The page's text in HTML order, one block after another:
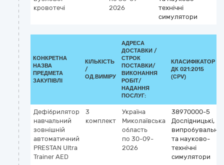
кровотечі
2026
технічні
симулятори
КОНКРЕТНА
НАЗВА
ПРЕДМЕТА
ЗАКУПІВЛІ
КІЛЬКІСТЬ
/
ОД.ВИМІРУ
АДРЕСА
ДОСТАВКИ /
СТРОК
ПОСТАВКИ/
ВИКОНАННЯ
РОБІТ/
НАДАННЯ
ПОСЛУГ:
КЛАСИФІКАТОР
ДК 021:2015
(CPV)
Дефібрилятор
навчальний
зовнішній
автоматичний
PRESTAN Ultra
Trainer AED
3
комплект
Україна
Миколаївська
область
по 30-09-
2026
38970000-5
Дослідницькі,
випробувальні
та науково-
технічні
симулятори